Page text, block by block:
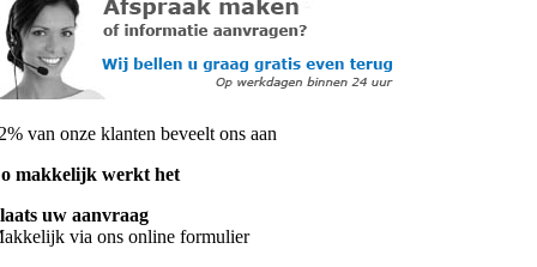
van onze klanten beveelt ons aan
makkelijk werkt het
uw aanvraag
via ons online formulier